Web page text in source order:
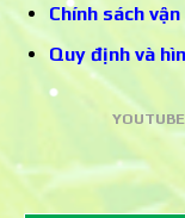
Chính sách
Quy định và